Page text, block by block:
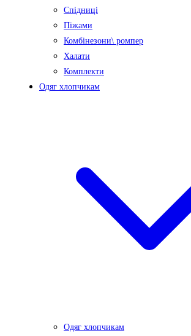
Спідниці
Піжами
Комбінезони\ ромпер
Халати
Комплекти
Одяг хлопчикам
Одяг хлопчикам